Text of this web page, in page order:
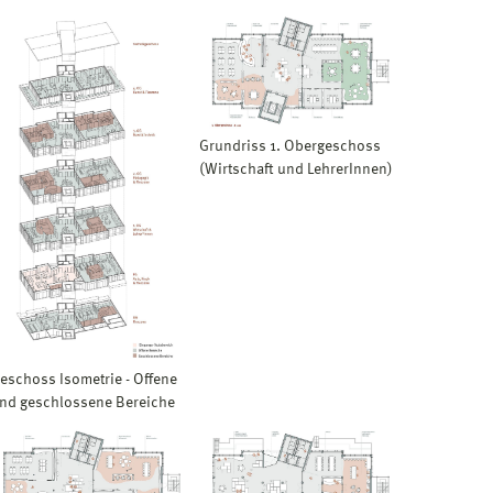
Isometrie - Offene
geschlossene Bereiche
Grundriss 1. Obergeschoss
(Wirtschaft und LehrerInnen)